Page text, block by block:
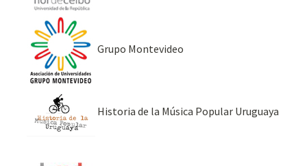
Grupo Montevideo
Historia de la Música Popular Uruguaya